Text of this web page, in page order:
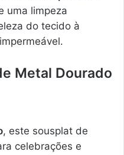
uma limpeza
do tecido à
Metal Dourado
, este sousplat de
celebrações e